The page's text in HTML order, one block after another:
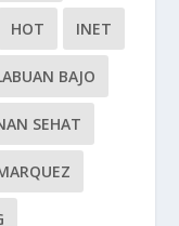
HOT INET
BAJO
SEHAT